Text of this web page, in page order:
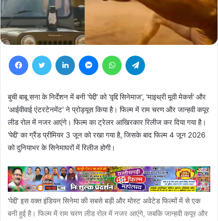
FacebookTwitter LinkedIn MessengerWhatsApp
बुची बाबू सना के निर्देशन में बनी 'पेद्दी' को 'वृद्दि सिनेमाज', 'माइथ्री मूवी मेकर्स' और
'आईवीवाई एंटरटेनमेंट' ने प्रोड्यूस किया है। फिल्म में राम चरण और जान्हवी कपूर
लीड रोल में नजर आएंगे। फिल्म का ट्रेलर आखिरकार रिलीज कर दिया गया है।
'पेद्दी' का ग्रैंड प्रीमियर 3 जून को रखा गया है, जिसके बाद फिल्म 4 जून 2026
को दुनियाभर के सिनेमाघरों में रिलीज होगी।
'पेद्दी' इस वक्त इंडियन सिनेमा की सबसे बड़ी और मोस्ट अवेटेड फिल्मों में से एक
बनी हुई है। फिल्म में राम चरण लीड रोल में नजर आएंगे, जबकि जान्हवी कपूर और